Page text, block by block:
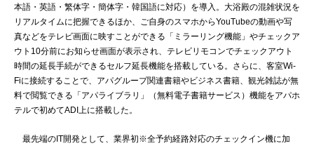
本語・英語・繁体字・簡体字・韓国語に対応）を導入。大浴殿の混雑状況を
リアルタイムに把握できるほか、ご自身のスマホからYouTubeの動画や写
真などをテレビ画面に映すことができる「ミラーリング機能」やチェックア
ウト10分前にお知らせ画面が表示され、テレビリモコンでチェックアウト
時間の延長手続ができるセルフ延長機能を搭載している。さらに、客室Wi-
Fiに接続することで、アパグループ関連書籍やビジネス書籍、観光雑誌が無
料で閲覧できる「アパライブラリ」（無料電子書籍サービス）機能をアパホ
テルで初めてADI上に搭載した。
最先端のIT開発として、業界初※全予約経路対応のチェックイン機に加